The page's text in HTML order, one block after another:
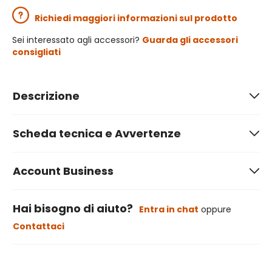
Richiedi maggiori informazioni sul prodotto
Sei interessato agli accessori? Guarda gli accessori
consigliati
Descrizione
Scheda tecnica e Avvertenze
Account Business
Hai bisogno di aiuto? Entra in chat oppure
Contattaci